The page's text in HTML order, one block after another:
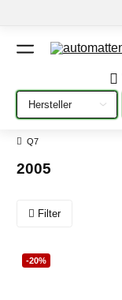
Bitte auswählen
Q7
2005
Filter
-20%